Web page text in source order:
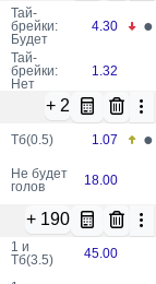
Тай-
брейки:
Будет
4.30 ●
Тай-
брейки:
Нет
1.32
+ 2
Тб(0.5) 1.07 ●
Не будет
голов
18.00
+ 190
1 и
Тб(3.5)
45.00